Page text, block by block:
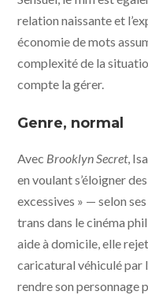
relation naissante et
économie de mots
complexité de la
compte la gérer.
Genre, normal
Avec Brooklyn Secret,
en voulant s’éloigner
excessives » — selon
trans dans le cinéma
aide à domicile, elle
caricatural véhiculé par
rendre son personnage